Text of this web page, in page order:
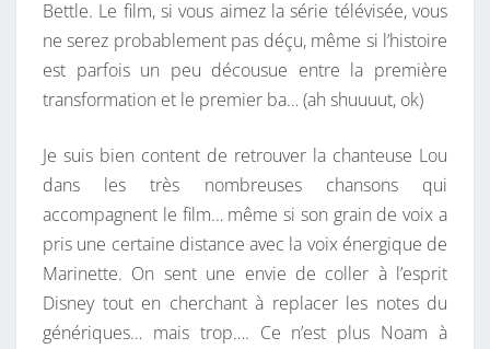
O
L
K
S
A
G
E
N
Bettle. Le film, si vous aimez la série télévisée, vous
ne serez probablement pas déçu, même si l’histoire
est parfois un peu décousue entre la première
transformation et le premier ba… (ah shuuuut, ok)
Je suis bien content de retrouver la chanteuse Lou
dans les très nombreuses chansons qui
accompagnent le film… même si son grain de voix a
pris une certaine distance avec la voix énergique de
Marinette. On sent une envie de coller à l’esprit
Disney tout en cherchant à replacer les notes du
génériques… mais trop…. Ce n’est plus Noam à